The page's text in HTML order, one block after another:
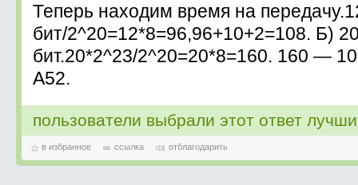
Теперь находим время на
бит/2^20=12*8=96,96+10+2=108. Б)
бит.20*2^23/2^20=20*8=160. 160 —
А52.
пользователи выбрали этот ответ
в избранное ссылка отблагодарить